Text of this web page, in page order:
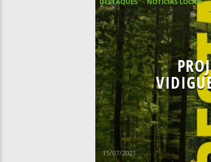
15/07/2021